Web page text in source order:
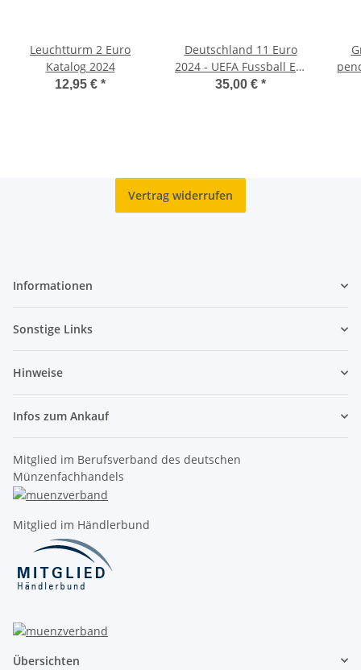
Leuchtturm 2 Euro
Katalog 2024
12,95 € *
Deutschland 11 Euro
2024 - UEFA Fussball EM
- PP
35,00 € *
Vertrag widerrufen
Informationen
Sonstige Links
Hinweise
Infos zum Ankauf
Mitglied im Berufsverband des deutschen
Münzenfachhandels
Mitglied im Händlerbund
Übersichten